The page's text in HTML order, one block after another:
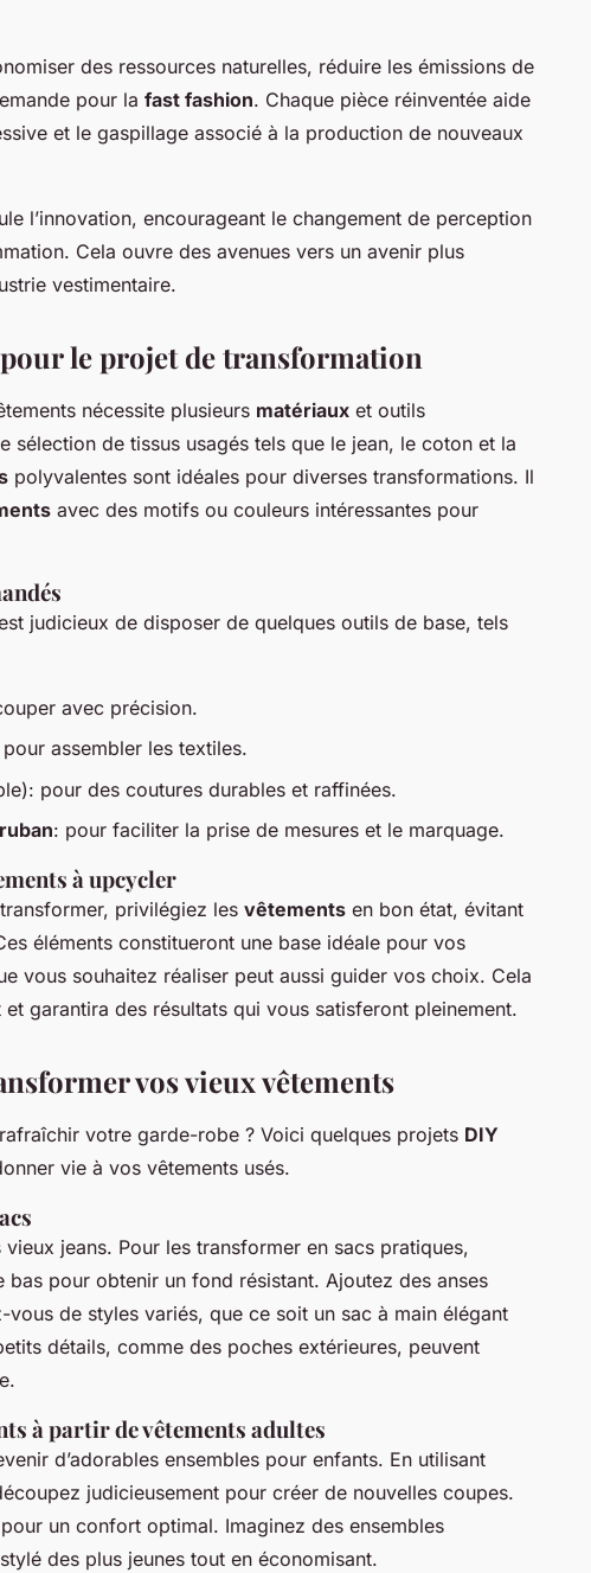
des ressources naturelles, réduire les émissions de
pour la fast fashion. Chaque pièce réinventée aide
et le gaspillage associé à la production de nouveaux
l’innovation, encourageant le changement de perception
Cela ouvre des avenues vers un avenir plus
vestimentaire.
le projet de transformation
nécessite plusieurs matériaux et outils
sélection de tissus usagés tels que le jean, le coton et la
polyvalentes sont idéales pour diverses transformations. Il
avec des motifs ou couleurs intéressantes pour
judicieux de disposer de quelques outils de base, tels
avec précision.
assembler les textiles.
pour des coutures durables et raffinées.
: pour faciliter la prise de mesures et le marquage.
à upcycler
privilégiez les vêtements en bon état, évitant
éléments constitueront une base idéale pour vos
vous souhaitez réaliser peut aussi guider vos choix. Cela
garantira des résultats qui vous satisferont pleinement.
vos vieux vêtements
votre garde-robe ? Voici quelques projets DIY
vie à vos vêtements usés.
jeans. Pour les transformer en sacs pratiques,
pour obtenir un fond résistant. Ajoutez des anses
de styles variés, que ce soit un sac à main élégant
détails, comme des poches extérieures, peuvent
à partir de vêtements adultes
d’adorables ensembles pour enfants. En utilisant
judicieusement pour créer de nouvelles coupes.
pour un confort optimal. Imaginez des ensembles
des plus jeunes tout en économisant.